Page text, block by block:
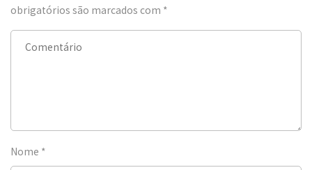
obrigatórios são marcados com *
Nome *